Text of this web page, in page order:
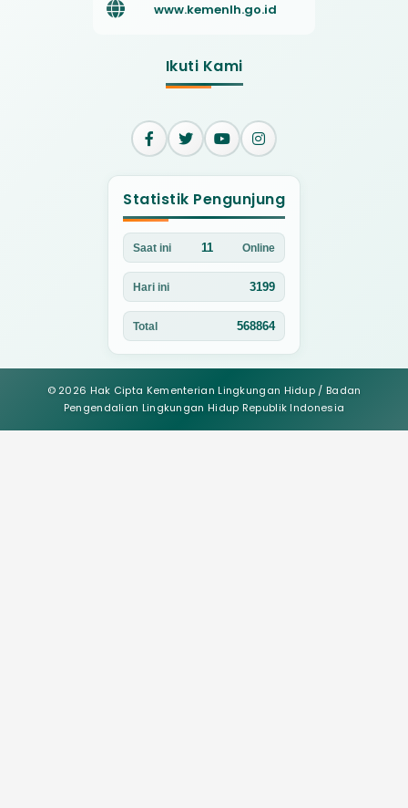
www.kemenlh.go.id
Ikuti Kami
Statistik Pengunjung
Saat ini 11 Online
Hari ini 3199
Total 568864
© 2026 Hak Cipta Kementerian Lingkungan Hidup / Badan
Pengendalian Lingkungan Hidup Republik Indonesia